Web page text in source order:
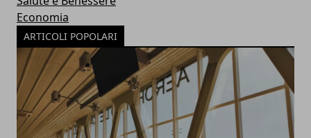
Economia
ARTICOLI POPOLARI